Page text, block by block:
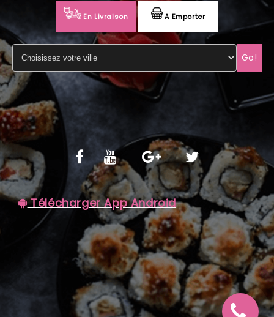
MENTIONS LÉGALES
C.G.V
En Livraison A Emporter
Go!
Télécharger App Android